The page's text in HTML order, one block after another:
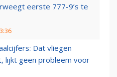
eerste 777-9’s te
Dat vliegen
lijkt geen probleem voor